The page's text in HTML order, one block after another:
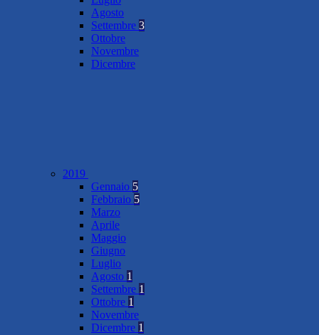
Agosto
Settembre 3
Ottobre
Novembre
Dicembre
2019
Gennaio 5
Febbraio 5
Marzo
Aprile
Maggio
Giugno
Luglio
Agosto 1
Settembre 1
Ottobre 1
Novembre
Dicembre 1